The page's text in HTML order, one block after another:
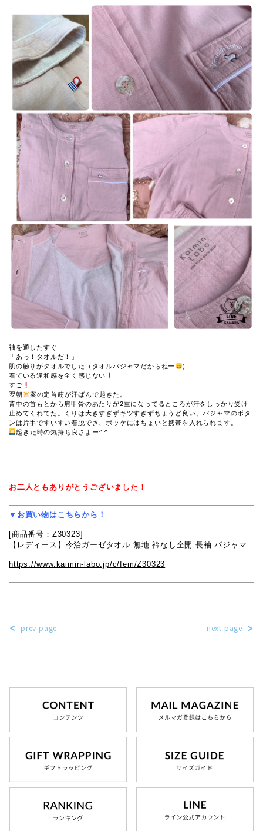
袖を通したすぐ
「あっ！タオルだ！」
肌の触りがタオルでした（タオルパジャマだからねー
）
着ている違和感を全く感じない
すご
翌朝
案の定首筋が汗ばんで起きた。
背中の首もとから肩甲骨のあたりが2重になってるところが汗をしっかり受け
止めてくれてた。くりは大きすぎずキツすぎずちょうど良い。パジャマのボタ
ンは片手ですいすい着脱でき、ポッケにはちょいと携帯を入れられます。
起きた時の気持ち良さよー^ ^
お二人ともありがとうございました！
▼お買い物はこちらから！
[商品番号：Z30323]
【レディース】今治ガーゼタオル 無地 衿なし全開 長袖 パジャマ
https://www.kaimin-labo.jp/c/fem/Z30323
prev page next page